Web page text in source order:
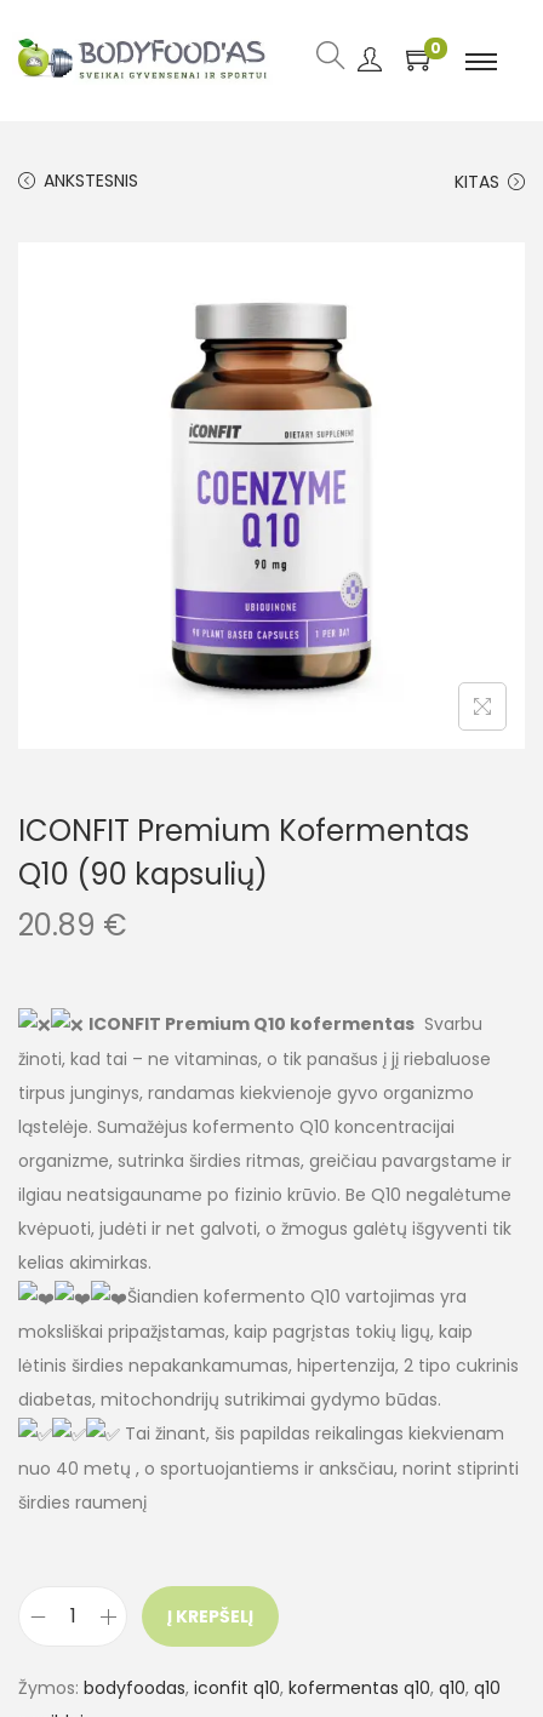
0
ANKSTESNIS KITAS
ICONFIT Premium Kofermentas
Q10 (90 kapsulių)
20.89 €
ICONFIT Premium Q10 kofermentas Svarbu
žinoti, kad tai – ne vitaminas, o tik panašus į jį riebaluose
tirpus junginys, randamas kiekvienoje gyvo organizmo
ląstelėje. Sumažėjus kofermento Q10 koncentracijai
organizme, sutrinka širdies ritmas, greičiau pavargstame ir
ilgiau neatsigauname po fizinio krūvio. Be Q10 negalėtume
kvėpuoti, judėti ir net galvoti, o žmogus galėtų išgyventi tik
kelias akimirkas.
Šiandien kofermento Q10 vartojimas yra
moksliškai pripažįstamas, kaip pagrįstas tokių ligų, kaip
lėtinis širdies nepakankamumas, hipertenzija, 2 tipo cukrinis
diabetas, mitochondrijų sutrikimai gydymo būdas.
Tai žinant, šis papildas reikalingas kiekvienam
nuo 40 metų , o sportuojantiems ir anksčiau, norint stiprinti
širdies raumenį
Į KREPŠELĮ
Žymos: bodyfoodas, iconfit q10, kofermentas q10, q10, q10